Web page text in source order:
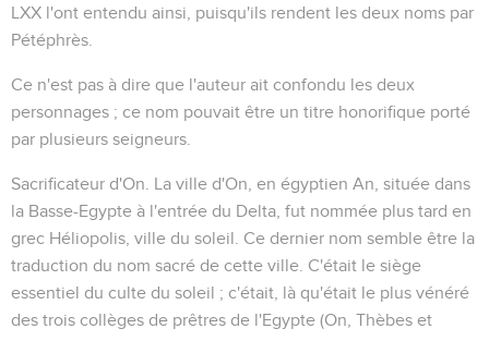
LXX l'ont entendu ainsi, puisqu'ils rendent les deux noms par
Pétéphrès
Ce n'est pas à dire que l'auteur ait confondu les deux
personnages ; ce nom pouvait être un titre honorifique porté
par plusieurs seigneurs.
Sacrificateur d'On . La ville d'On , en égyptien An , située dans
la Basse-Egypte à l'entrée du Delta, fut nommée plus tard en
grec Héliopolis, ville du soleil. Ce dernier nom semble être la
traduction du nom sacré de cette ville. C'était le siège
essentiel du culte du soleil ; c'était, là qu'était le plus vénéré
des trois collèges de prêtres de l'Egypte (On, Thèbes et